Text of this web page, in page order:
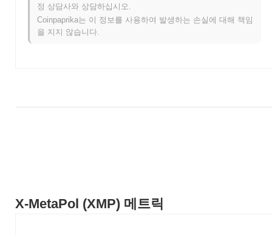
X-MetaPol (XMP) 메트릭
지난 7일 동안 X-MetaPol는0.00%
한 전체 암호화폐 시장을 앞질렀습니다. 이는 더 넓은 시장 모멘텀
과 비교하여 XMP의 가격 움직임에서 강력한 성과를 나타냅니다.
정 상담사와 상담하십시오.
Coinpaprika는 이 정보를 사용하여 발생하는 손실에 대해 책임
을 지지 않습니다.